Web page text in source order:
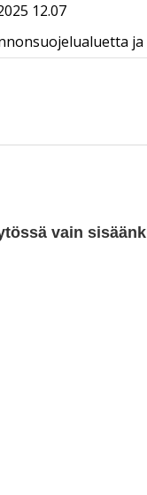
12.07
ja
vain